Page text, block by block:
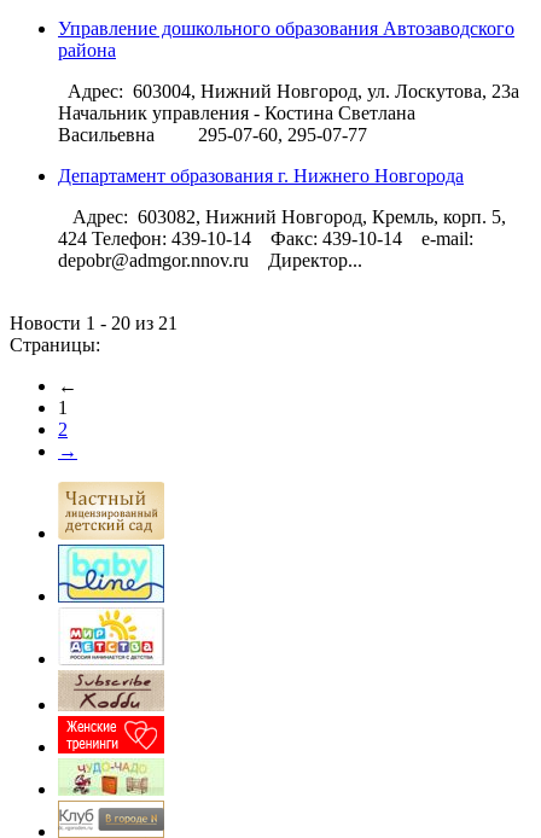
Управление дошкольного образования Автозаводского
района
Адрес: 603004, Нижний Новгород, ул. Лоскутова, 23а
Начальник управления - Костина Светлана
Васильевна 295-07-60, 295-07-77
Департамент образования г. Нижнего Новгорода
Адрес: 603082, Нижний Новгород, Кремль, корп. 5,
424 Телефон: 439-10-14 Факс: 439-10-14 e-mail:
depobr@admgor.nnov.ru Директор...
Новости 1 - 20 из 21
Страницы:
←
1
2
→